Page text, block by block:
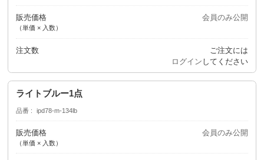
販売価格
（単価 × 入数）
会員のみ公開
注文数
ご注文には
ログイン してください
ライトブルー1点
品番 ipd78-m-134lb
販売価格
（単価 × 入数）
会員のみ公開